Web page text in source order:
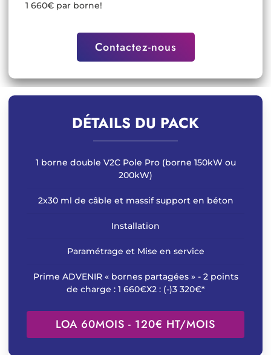
1 660€ par borne!
Contactez-nous
DÉTAILS DU PACK
1 borne double V2C Pole Pro (borne 150kW ou
200kW)
2x30 ml de câble et massif support en béton
Installation
Paramétrage et Mise en service
Prime ADVENIR « bornes partagées » - 2 points
de charge : 1 660€X2 : (-)3 320€*
LOA 60MOIS - 120€ HT/MOIS